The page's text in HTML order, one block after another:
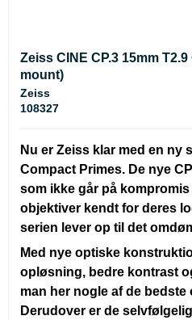
Zeiss CINE CP.3 15mm
mount)
Zeiss
108327
Nu er Zeiss klar med en ny
Compact Primes. De nye
som ikke går på kompromis
objektiver kendt for deres
serien lever op til det
Med nye optiske
opløsning, bedre kontrast
man her nogle af de
Derudover er de